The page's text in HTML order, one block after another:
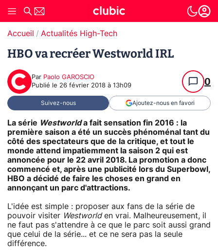
Accueil Actualités High-Tech
HBO va recréer Westworld IRL
Par Paolo GAROSCIO
Publié le 26 février 2018 à 13h09 0
Suivez-nous Ajoutez-nous en favori
La série Westworlda fait sensation fin 2016 : la
première saison a été un succès phénoménal tant du
côté des spectateurs que de la critique, et tout le
monde attend impatiemment la saison 2 qui est
annoncée pour le 22 avril 2018. La promotion a donc
commencé et, après une publicité lors du Superbowl,
HBO a décidé de faire les choses en grand en
annonçant un parc d'attractions.
L'idée est simple : proposer aux fans de la série de
pouvoir visiter Westworlden vrai. Malheureusement, il
ne faut pas s'attendre à ce que le parc soit aussi grand
que celui de la série... et ce ne sera pas la seule
différence.